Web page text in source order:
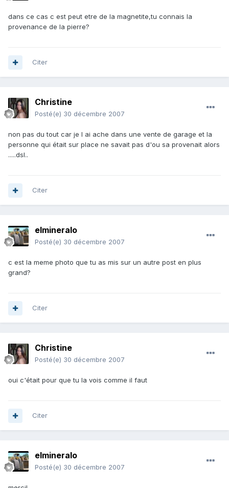
dans ce cas c est peut etre de la magnetite,tu connais la
provenance de la pierre?
Citer
Christine
Posté(e) 30 décembre 2007
non pas du tout car je l ai ache dans une vente de garage et la
personne qui était sur place ne savait pas d'ou sa provenait alors
.....dsl..
Citer
elmineralo
Posté(e) 30 décembre 2007
c est la meme photo que tu as mis sur un autre post en plus
grand?
Citer
Christine
Posté(e) 30 décembre 2007
oui c'était pour que tu la vois comme il faut
Citer
elmineralo
Posté(e) 30 décembre 2007